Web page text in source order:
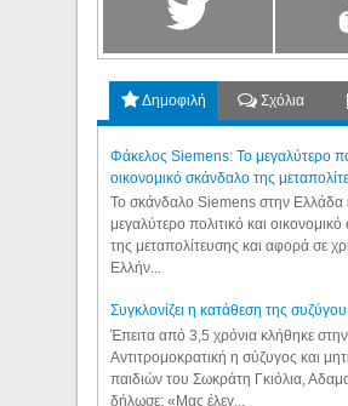
Δημοφιλή Σχόλια
Φάκελος Siemens: Το μεγαλύτερο
οικονομικό σκάνδαλο της
Το σκάνδαλο Siemens στην Ελλάδα
μεγαλύτερο πολιτικό και
της μεταπολίτευσης και αφορά σε
Ελλήν...
Συγκλονίζει η κατάθεση της
Έπειτα από 3,5 χρόνια κλήθηκε στην
Αντιτρομοκρατική η σύζυγος και
παιδιών του Σωκράτη Γκιόλια,
δήλωσε: «Μας έλεγ...